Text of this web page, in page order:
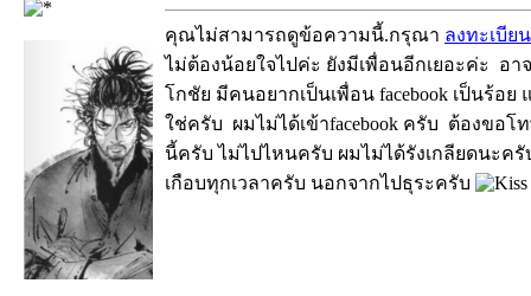
คุณไม่สามารถดูข้อความนี้.กรุณา ลงทะเบียน
ไม่ต้องน้อยใจไปค่ะ ยังมีเพื่อนอีกเยอะค่ะ อา
โกชัย มีคนอยากเป็นเพื่อน facebook เป็นร้อย
ใช่ครับ ผมไม่ได้เข้าfacebook ครับ ต้องขอ
นี้ครับ ไม่ไปไหนครับ ผมไม่ได้รังเกลียดนะ
เกือบทุกเวลาครับ นอกจากไปธุระครับ